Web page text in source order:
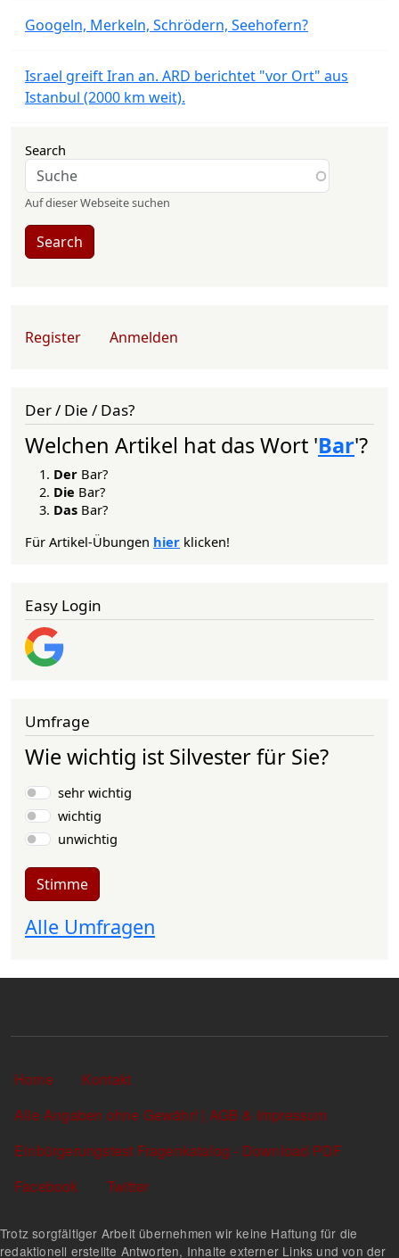
Googeln, Merkeln, Schrödern, Seehofern?
Israel greift Iran an. ARD berichtet "vor Ort" aus
Istanbul (2000 km weit).
Search
Auf dieser Webseite suchen
Search
User account menu
Register Anmelden
Der / Die / Das?
Welchen Artikel hat das Wort 'Bar'?
Der Bar?
Die Bar?
Das Bar?
Für Artikel-Übungen hier klicken!
Easy Login
Umfrage
Wie wichtig ist Silvester für Sie?
Auswahlmöglichkeiten
sehr wichtig
wichtig
unwichtig
Stimme
Alle Umfragen
Sekundärlinks
Home
Kontakt
Alle Angaben ohne Gewähr! | AGB & Impressum
Einbürgerungstest Fragenkatalog - Download PDF
Facebook
Twitter
Trotz sorgfältiger Arbeit übernehmen wir keine Haftung für die
redaktionell erstellte Antworten, Inhalte externer Links und von der